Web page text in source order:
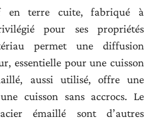
en terre cuite, fabriqué à
pour ses propriétés
permet une diffusion
essentielle pour une cuisson
aussi utilisé, offre une
cuisson sans accrocs. Le
émaillé sont d’autres